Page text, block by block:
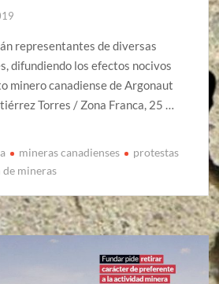
representantes de diversas
difundiendo los efectos nocivos
minero canadiense de Argonaut
Torres / Zona Franca, 25 …
mineras canadienses
protestas
mineras